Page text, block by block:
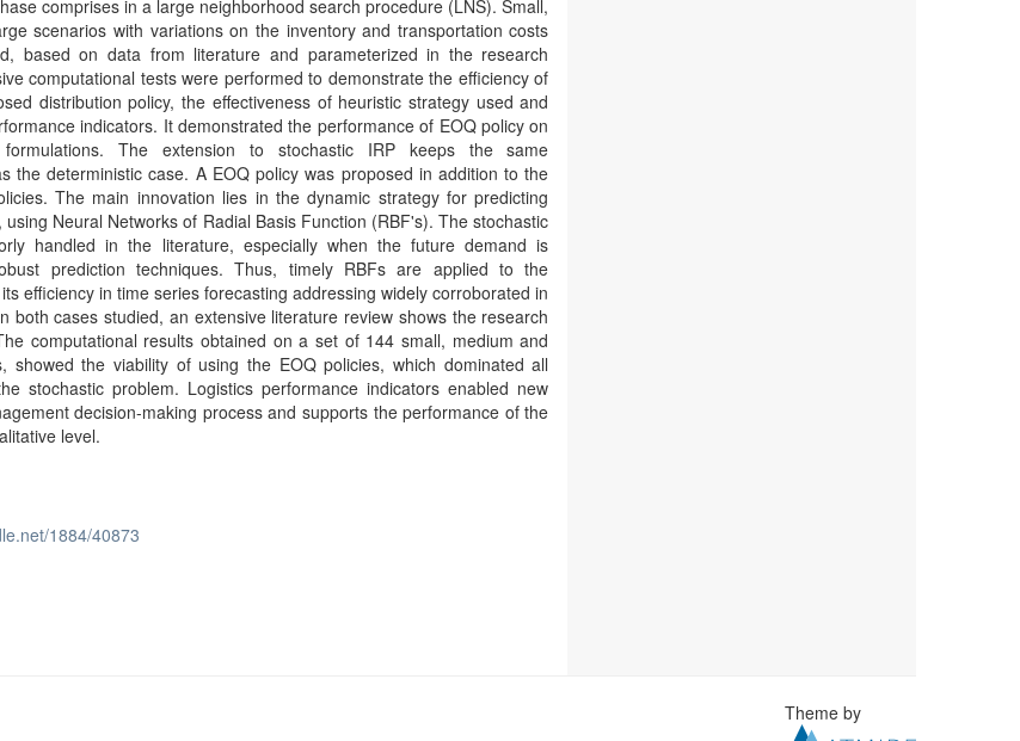
comprises in a large neighborhood search procedure (LNS). Small,
scenarios with variations on the inventory and transportation costs
based on data from literature and parameterized in the research
computational tests were performed to demonstrate the efficiency of
distribution policy, the effectiveness of heuristic strategy used and
indicators. It demonstrated the performance of EOQ policy on
The extension to stochastic IRP keeps the same
the deterministic case. A EOQ policy was proposed in addition to the
The main innovation lies in the dynamic strategy for predicting
Neural Networks of Radial Basis Function (RBF's). The stochastic
handled in the literature, especially when the future demand is
prediction techniques. Thus, timely RBFs are applied to the
efficiency in time series forecasting addressing widely corroborated in
both cases studied, an extensive literature review shows the research
computational results obtained on a set of 144 small, medium and
showed the viability of using the EOQ policies, which dominated all
stochastic problem. Logistics performance indicators enabled new
decision-making process and supports the performance of the
level.
1884/40873
Theme by